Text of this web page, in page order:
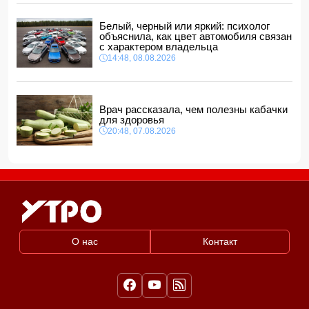
Белый, черный или яркий: психолог
объяснила, как цвет автомобиля связан
с характером владельца
14:48, 08.08.2026
Врач рассказала, чем полезны кабачки
для здоровья
20:48, 07.08.2026
О нас Контакт